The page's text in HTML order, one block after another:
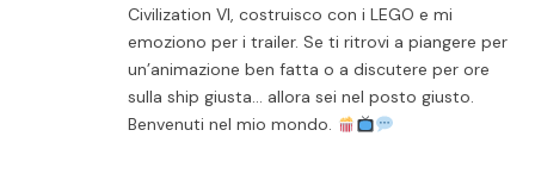
Civilization VI, costruisco con i LEGO e mi
emoziono per i trailer. Se ti ritrovi a piangere per
un’animazione ben fatta o a discutere per ore
sulla ship giusta… allora sei nel posto giusto.
Benvenuti nel mio mondo.